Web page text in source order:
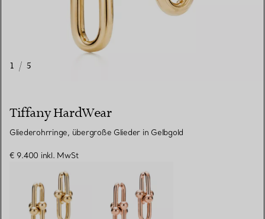
1 / 5
Tiffany HardWear
Gliederohrringe, übergroße Glieder in Gelbgold
€ 9.400 inkl. MwSt